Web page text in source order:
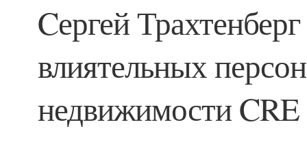
Cергей
влиятельных
недвижимости